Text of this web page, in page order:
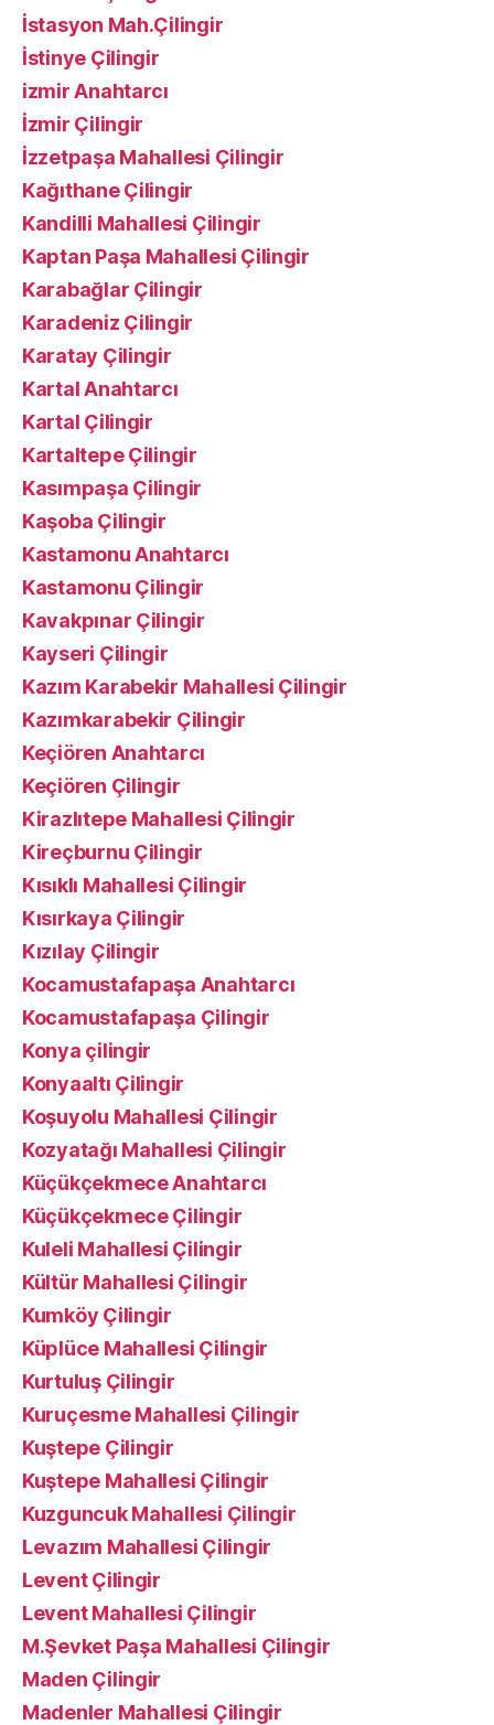
İstasyon Mah.Çilingir
İstinye Çilingir
izmir Anahtarcı
İzmir Çilingir
İzzetpaşa Mahallesi Çilingir
Kağıthane Çilingir
Kandilli Mahallesi Çilingir
Kaptan Paşa Mahallesi Çilingir
Karabağlar Çilingir
Karadeniz Çilingir
Karatay Çilingir
Kartal Anahtarcı
Kartal Çilingir
Kartaltepe Çilingir
Kasımpaşa Çilingir
Kaşoba Çilingir
Kastamonu Anahtarcı
Kastamonu Çilingir
Kavakpınar Çilingir
Kayseri Çilingir
Kazım Karabekir Mahallesi Çilingir
Kazımkarabekir Çilingir
Keçiören Anahtarcı
Keçiören Çilingir
Kirazlıtepe Mahallesi Çilingir
Kireçburnu Çilingir
Kısıklı Mahallesi Çilingir
Kısırkaya Çilingir
Kızılay Çilingir
Kocamustafapaşa Anahtarcı
Kocamustafapaşa Çilingir
Konya çilingir
Konyaaltı Çilingir
Koşuyolu Mahallesi Çilingir
Kozyatağı Mahallesi Çilingir
Küçükçekmece Anahtarcı
Küçükçekmece Çilingir
Kuleli Mahallesi Çilingir
Kültür Mahallesi Çilingir
Kumköy Çilingir
Küplüce Mahallesi Çilingir
Kurtuluş Çilingir
Kuruçesme Mahallesi Çilingir
Kuştepe Çilingir
Kuştepe Mahallesi Çilingir
Kuzguncuk Mahallesi Çilingir
Levazım Mahallesi Çilingir
Levent Çilingir
Levent Mahallesi Çilingir
M.Şevket Paşa Mahallesi Çilingir
Maden Çilingir
Madenler Mahallesi Çilingir